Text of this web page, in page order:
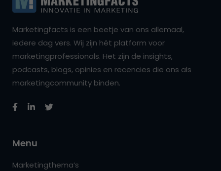
Marketingfacts is een beetje van ons allemaal,
iedere dag vers. Wij zijn hét platform voor
marketingprofessionals. Het zijn de insights,
podcasts, blogs, opinies en recencies die ons als
marketingcommunity binden.
Menu
Marketingthema’s